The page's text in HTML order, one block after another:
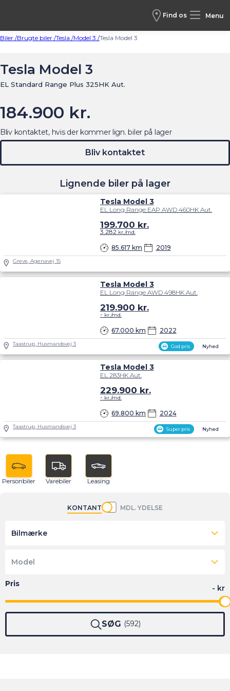
Find os Menu
Biler /Brugte biler /Tesla /Model 3 /Tesla Model 3
Tesla Model 3
EL Standard Range Plus 325HK Aut.
184.900 kr.
Lignende biler på lager
Tesla Model 3
EL Long Range EAP AWD 460HK Aut.
85.617 km 2019
199.700 kr.
3.282kr./md.
Greve, Agenavej 15
God pris Nyhed
Tesla Model 3
EL Long Range AWD 498HK Aut.
67.000 km 2022
219.900 kr.
- kr./md.
Taastrup, Husmandsvej 3
Super pris Nyhed
Tesla Model 3
EL 283HK Aut.
69.800 km 2024
229.900 kr.
- kr./md.
Taastrup, Husmandsvej 3
Bliv kontaktet, hvis der kommer lign. biler på lager
Bliv kontaktet
Personbiler Varebiler Leasing
KONTANT MDL. YDELSE
Bilmærke
Model
SØG 592